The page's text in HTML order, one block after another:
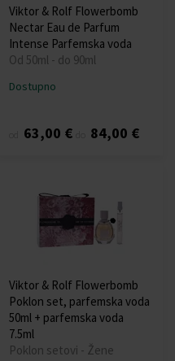
Viktor & Rolf Flowerbomb
Nectar Eau de Parfum
Intense Parfemska voda
Od 50ml - do 90ml
Dostupno
63,00 € 84,00 €
Viktor & Rolf Flowerbomb
Poklon set, parfemska voda
50ml + parfemska voda
7.5ml
Poklon setovi - Žene